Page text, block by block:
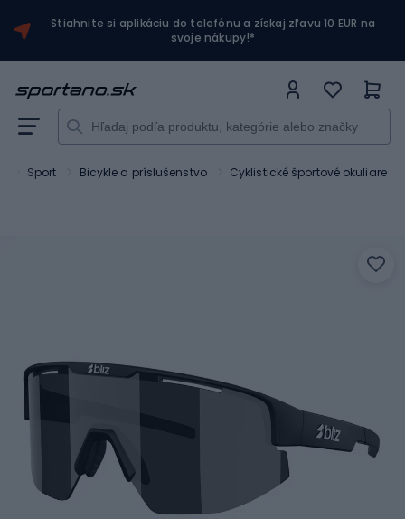
Stiahnite si aplikáciu do telefónu a získaj zľavu 10 EUR na
svoje nákupy!*
Sport Bicykle a príslušenstvo Cyklistické športové okuliare